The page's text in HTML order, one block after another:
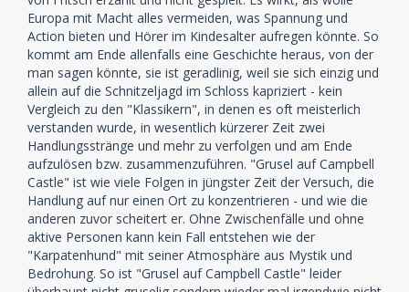
Europa mit Macht alles vermeiden, was Spannung und
Action bieten und Hörer im Kindesalter aufregen könnte. So
kommt am Ende allenfalls eine Geschichte heraus, von der
man sagen könnte, sie ist geradlinig, weil sie sich einzig und
allein auf die Schnitzeljagd im Schloss kapriziert - kein
Vergleich zu den "Klassikern", in denen es oft meisterlich
verstanden wurde, in wesentlich kürzerer Zeit zwei
Handlungsstränge und mehr zu verfolgen und am Ende
aufzulösen bzw. zusammenzuführen. "Grusel auf Campbell
Castle" ist wie viele Folgen in jüngster Zeit der Versuch, die
Handlung auf nur einen Ort zu konzentrieren - und wie die
anderen zuvor scheitert er. Ohne Zwischenfälle und ohne
aktive Personen kann kein Fall entstehen wie der
"Karpatenhund" mit seiner Atmosphäre aus Mystik und
Bedrohung. So ist "Grusel auf Campbell Castle" leider